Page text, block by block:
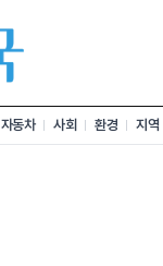
자동차 사회 환경 지역